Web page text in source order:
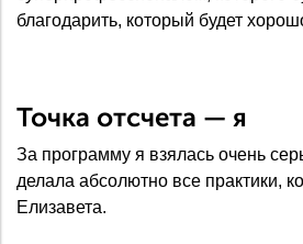
благодарить, который будет
Точка отсчета — я
За программу я взялась очень
делала абсолютно все практики,
Елизавета.